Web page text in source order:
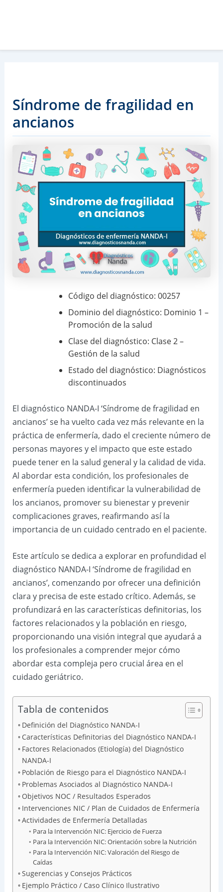
Síndrome de fragilidad en
ancianos
Código del diagnóstico: 00257
Dominio del diagnóstico: Dominio 1 –
Promoción de la salud
Clase del diagnóstico: Clase 2 –
Gestión de la salud
Estado del diagnóstico: Diagnósticos
discontinuados
El diagnóstico NANDA-I ‘Síndrome de fragilidad en
ancianos’ se ha vuelto cada vez más relevante en la
práctica de enfermería, dado el creciente número de
personas mayores y el impacto que este estado
puede tener en la salud general y la calidad de vida.
Al abordar esta condición, los profesionales de
enfermería pueden identificar la vulnerabilidad de
los ancianos, promover su bienestar y prevenir
complicaciones graves, reafirmando así la
importancia de un cuidado centrado en el paciente.
Este artículo se dedica a explorar en profundidad el
diagnóstico NANDA-I ‘Síndrome de fragilidad en
ancianos’, comenzando por ofrecer una definición
clara y precisa de este estado crítico. Además, se
profundizará en las características definitorias, los
factores relacionados y la población en riesgo,
proporcionando una visión integral que ayudará a
los profesionales a comprender mejor cómo
abordar esta compleja pero crucial área en el
cuidado geriátrico.
Tabla de contenidos
Definición del Diagnóstico NANDA-I
Características Definitorias del Diagnóstico NANDA-I
Factores Relacionados (Etiología) del Diagnóstico
NANDA-I
Población de Riesgo para el Diagnóstico NANDA-I
Problemas Asociados al Diagnóstico NANDA-I
Objetivos NOC / Resultados Esperados
Intervenciones NIC / Plan de Cuidados de Enfermería
Actividades de Enfermería Detalladas
Para la Intervención NIC: Ejercicio de Fuerza
Para la Intervención NIC: Orientación sobre la Nutrición
Para la Intervención NIC: Valoración del Riesgo de
Caídas
Sugerencias y Consejos Prácticos
Ejemplo Práctico / Caso Clínico Ilustrativo